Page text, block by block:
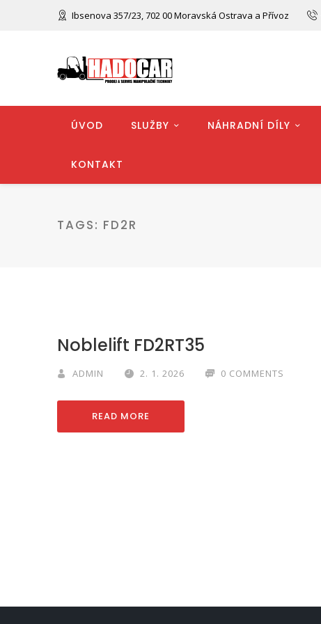
Ibsenova 357/23, 702 00 Moravská Ostrava a Přívoz
ÚVOD SLUŽBY NÁHRADNÍ DÍLY
KONTAKT
TAGS: FD2R
Noblelift FD2RT35
ADMIN 2. 1. 2026 0 COMMENTS
READ MORE